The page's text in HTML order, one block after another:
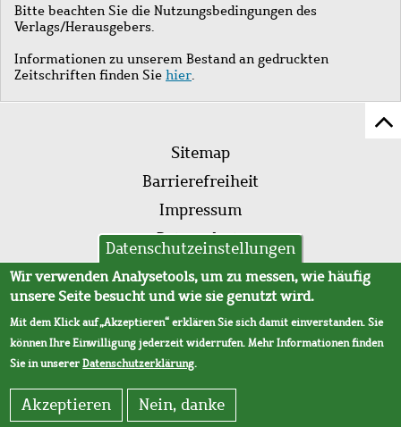
Bitte beachten Sie die Nutzungsbedingungen des
Verlags/Herausgebers.
Informationen zu unserem Bestand an gedruckten
Zeitschriften finden Sie hier.
Fußleistenmenü
Sitemap
Barrierefreiheit
Impressum
Datenschutz
AVB
Datenschutzeinstellungen
Wir verwenden Analysetools, um zu messen, wie häufig
unsere Seite besucht und wie sie genutzt wird.
Mit dem Klick auf „Akzeptieren“ erklären Sie sich damit einverstanden. Sie
können Ihre Einwilligung jederzeit widerrufen. Mehr Informationen finden
Sie in unsererDatenschutzerklärung.
Akzeptieren Nein, danke